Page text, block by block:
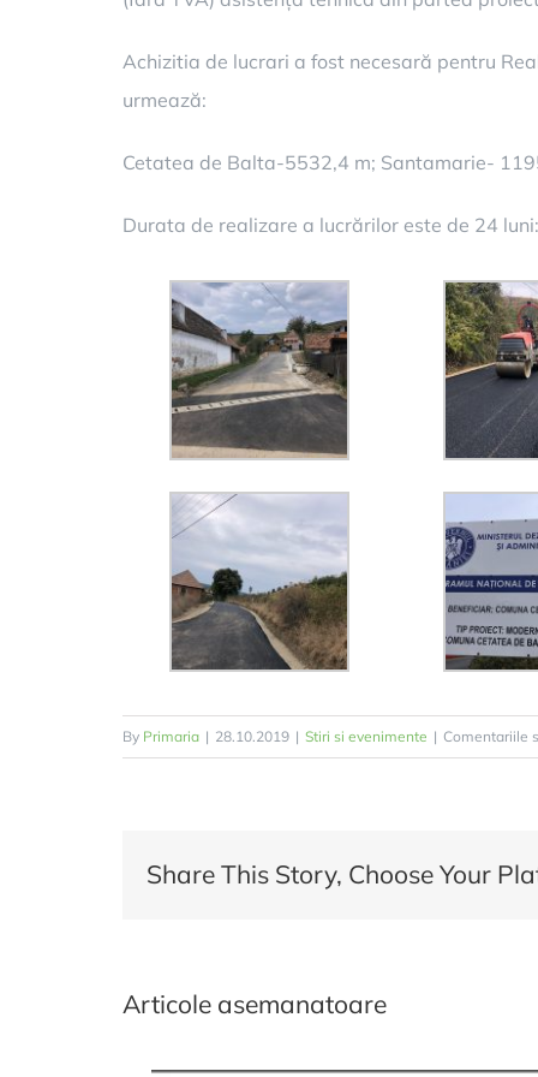
Achizitia de lucrari a fost necesară pentru
urmează:
Cetatea de Balta-5532,4 m; Santamarie-
Durata de realizare a lucrărilor este de 24
By Primaria | 28.10.2019 | Stiri si evenimente | Comentariile
Share This Story, Choose Your
Articole asemanatoare